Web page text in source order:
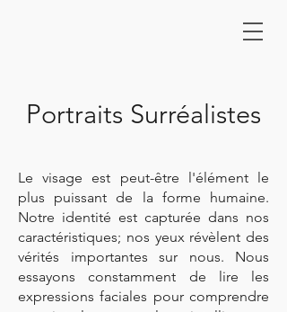
Portraits Surréalistes
Le visage est peut-être l'élément le
plus puissant de la forme humaine.
Notre identité est capturée dans nos
caractéristiques; nos yeux révèlent des
vérités importantes sur nous. Nous
essayons constamment de lire les
expressions faciales pour comprendre